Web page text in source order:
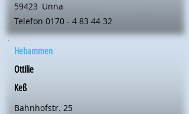
59423 Unna
Telefon 0170 - 4 83 44 32
Hebammen
Ottilie
Keß
Bahnhofstr. 25